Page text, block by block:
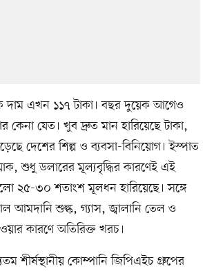
দাম এখন ১১৭ টাকা। বছর দুয়েক আগেও
কেনা যেত। খুব দ্রুত মান হারিয়েছে টাকা,
দেশের শিল্প ও ব্যবসা-বিনিয়োগ। ইস্পাত
শুধু ডলারের মূল্যবৃদ্ধির কারণেই এই
২৫-৩০ শতাংশ মূলধন হারিয়েছে। সঙ্গে
আমদানি শুল্ক, গ্যাস, জ্বালানি তেল ও
কারণে অতিরিক্ত খরচ।
শীর্ষস্থানীয় কোম্পানি জিপিএইচ গ্রুপের